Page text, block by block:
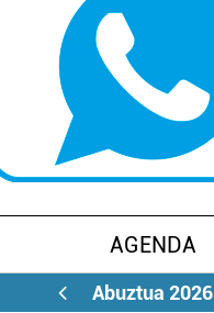
AGENDA
Abuztua 2026